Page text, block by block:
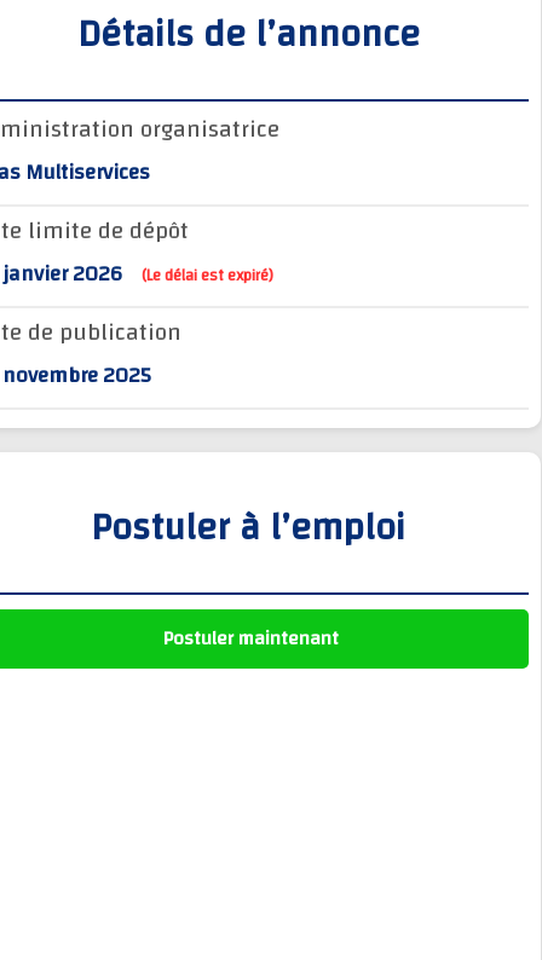
Détails de l’annonce
Administration organisatrice
Atlas Multiservices
Date limite de dépôt
28 janvier 2026(Le délai est expiré)
Date de publication
28 novembre 2025
Postuler à l’emploi
Postuler maintenant